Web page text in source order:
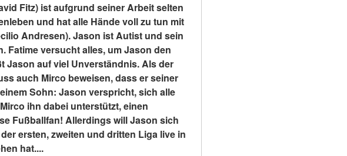
Fitz) ist aufgrund seiner Arbeit selten
und hat alle Hände voll zu tun mit
Andresen). Jason ist Autist und sein
Fatime versucht alles, um Jason den
Jason auf viel Unverständnis. Als der
auch Mirco beweisen, dass er seiner
Sohn: Jason verspricht, sich alle
ihn dabei unterstützt, einen
Fußballfan! Allerdings will Jason sich
ersten, zweiten und dritten Liga live in
hat....